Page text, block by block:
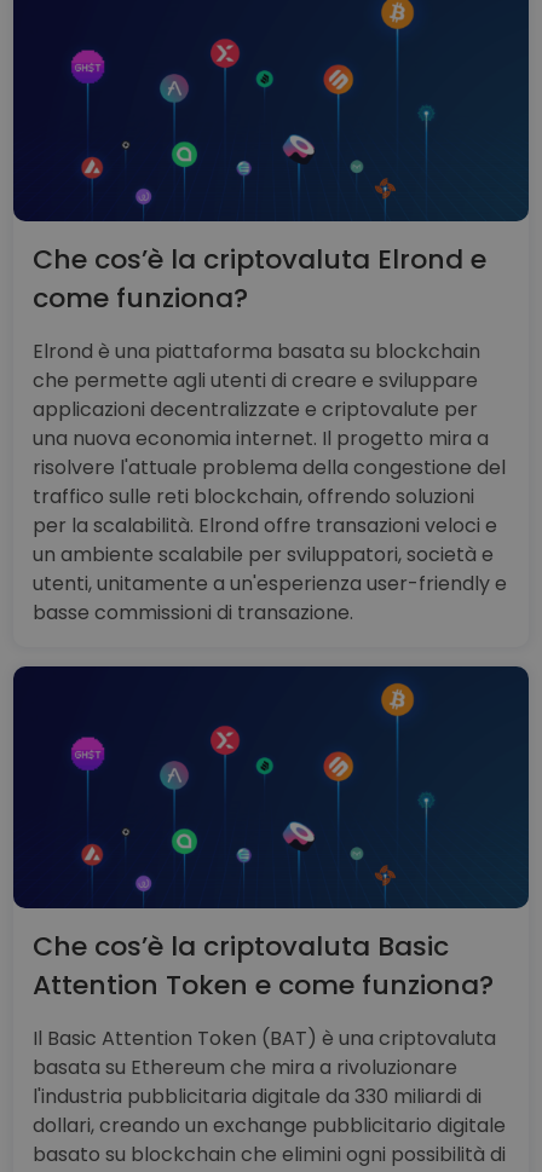
Che cos’è la criptovaluta Elrond e
come funziona?
Elrond è una piattaforma basata su blockchain
che permette agli utenti di creare e sviluppare
applicazioni decentralizzate e criptovalute per
una nuova economia internet. Il progetto mira a
risolvere l'attuale problema della congestione del
traffico sulle reti blockchain, offrendo soluzioni
per la scalabilità. Elrond offre transazioni veloci e
un ambiente scalabile per sviluppatori, società e
utenti, unitamente a un'esperienza user-friendly e
basse commissioni di transazione.
Che cos’è la criptovaluta Basic
Attention Token e come funziona?
Il Basic Attention Token (BAT) è una criptovaluta
basata su Ethereum che mira a rivoluzionare
l'industria pubblicitaria digitale da 330 miliardi di
dollari, creando un exchange pubblicitario digitale
basato su blockchain che elimini ogni possibilità di